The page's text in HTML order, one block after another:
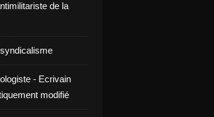
de la
- Ecrivain
modifié